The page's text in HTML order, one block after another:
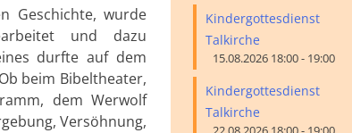
Geschichte, wurde
und dazu
durfte auf dem
beim Bibeltheater,
dem Werwolf
Versöhnung,
Kindergottesdienst
Talkirche
15.08.2026 18:00 - 19:00
Kindergottesdienst
Talkirche